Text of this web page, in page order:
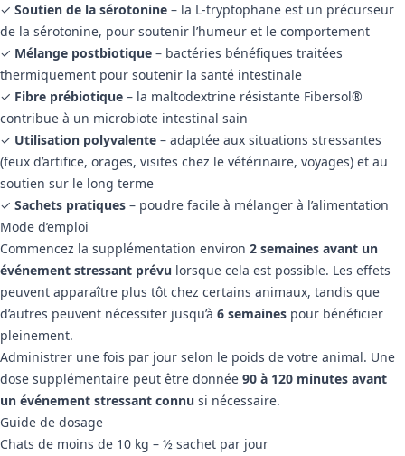
✓ Soutien de la sérotonine – la L-tryptophane est un précurseur
de la sérotonine, pour soutenir l’humeur et le comportement
✓ Mélange postbiotique – bactéries bénéfiques traitées
thermiquement pour soutenir la santé intestinale
✓ Fibre prébiotique – la maltodextrine résistante Fibersol®
contribue à un microbiote intestinal sain
✓ Utilisation polyvalente – adaptée aux situations stressantes
(feux d’artifice, orages, visites chez le vétérinaire, voyages) et au
soutien sur le long terme
✓ Sachets pratiques – poudre facile à mélanger à l’alimentation
Mode d’emploi
Commencez la supplémentation environ 2 semaines avant un
événement stressant prévu lorsque cela est possible. Les effets
peuvent apparaître plus tôt chez certains animaux, tandis que
d’autres peuvent nécessiter jusqu’à 6 semaines pour bénéficier
pleinement.
Administrer une fois par jour selon le poids de votre animal. Une
dose supplémentaire peut être donnée 90 à 120 minutes avant
un événement stressant connu si nécessaire.
Guide de dosage
Chats de moins de 10 kg – ½ sachet par jour